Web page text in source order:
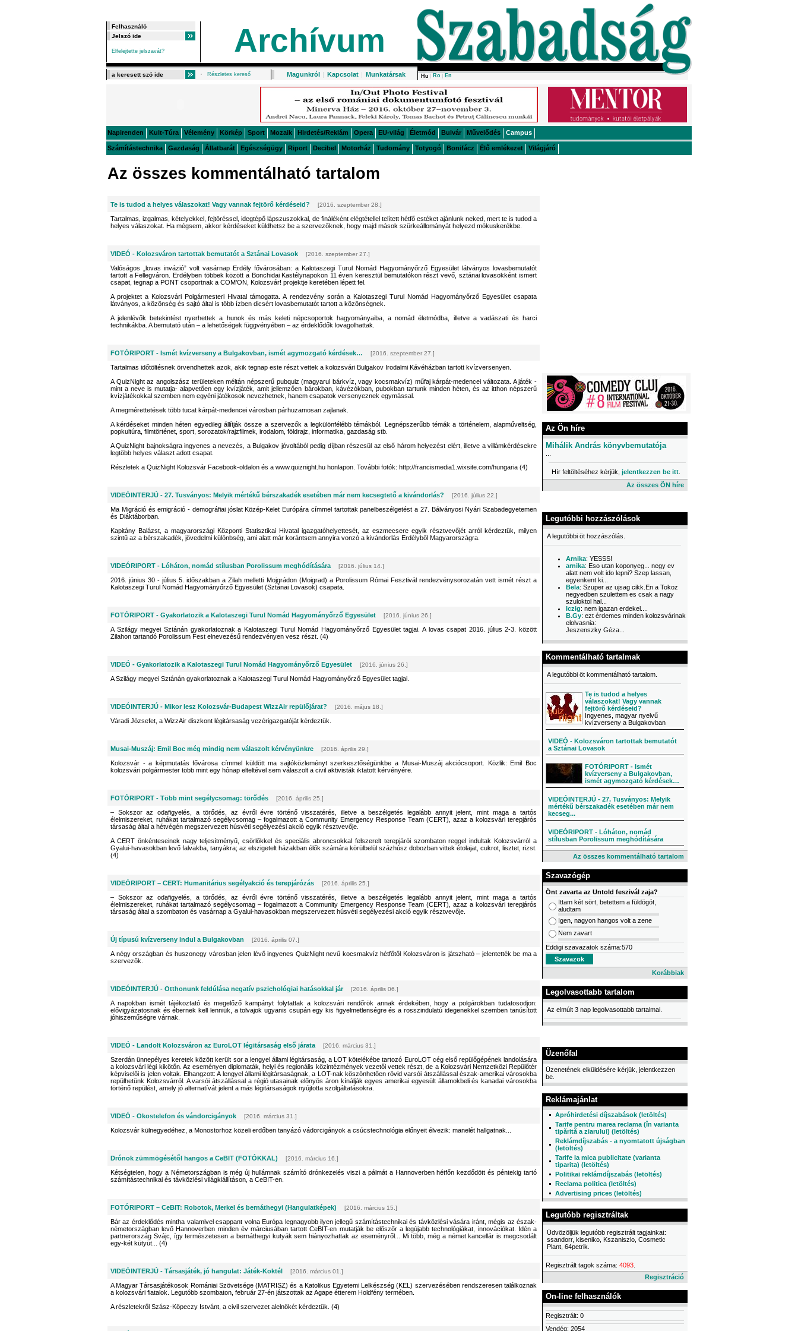
Elfelejtette jelszavát? Archívum
Részletes kereső Magunkról | Kapcsolat | Munkatársak Hu Ro En
Napirenden Kult-Túra Vélemény Körkép Sport Mozaik Hirdetés/Reklám Opera EU-világ Életmód Bulvár Művelődés Campus
Számítástechnika Gazdaság Állatbarát Egészségügy Riport Decibel Motorház Tudomány Totyogó Bonifácz Élő emlékezet Világjáró
Az összes kommentálható tartalom
Te is tudod a helyes válaszokat! Vagy vannak fejtörő kérdéseid? [2016. szeptember 28.]
Tartalmas, izgalmas, kételyekkel, fejtöréssel, idegtépő lápszuszokkal, de fináléként elégtétellel telített hétfő estéket ajánlunk neked, mert te is tudod a
helyes válaszokat. Ha mégsem, akkor kérdéseket küldhetsz be a szervezőknek, hogy majd mások szürkeállományát helyezd mókuskerékbe.
VIDEÓ - Kolozsváron tartottak bemutatót a Sztánai Lovasok [2016. szeptember 27.]
Valóságos „lovas invázió” volt vasárnap Erdély fővárosában: a Kalotaszegi Turul Nomád Hagyományőrző Egyesület látványos lovasbemutatót
tartott a Fellegváron. Erdélyben többek között a Bonchidai Kastélynapokon 11 éven keresztül bemutatókon részt vevő, sztánai lovasokként ismert
csapat, tegnap a PONT csoportnak a COM’ON, Kolozsvár! projektje keretében lépett fel.
A projektet a Kolozsvári Polgármesteri Hivatal támogatta. A rendezvény során a Kalotaszegi Turul Nomád Hagyományőrző Egyesület csapata
látványos, a közönség és sajtó által is több ízben dicsért lovasbemutatót tartott a közönségnek.
A jelenlévők betekintést nyerhettek a hunok és más keleti népcsoportok hagyományaiba, a nomád életmódba, illetve a vadászati és harci
technikákba. A bemutató után – a lehetőségek függvényében – az érdeklődők lovagolhattak.
FOTÓRIPORT - Ismét kvízverseny a Bulgakovban, ismét agymozgató kérdések… [2016. szeptember 27.]
Tartalmas időtöltésnek örvendhettek azok, akik tegnap este részt vettek a kolozsvári Bulgakov Irodalmi Kávéházban tartott kvízversenyen.
A QuizNight az angolszász területeken méltán népszerű pubquiz (magyarul bárkvíz, vagy kocsmakvíz) műfaj kárpát-medencei változata. A játék -
mint a neve is mutatja- alapvetően egy kvízjáték, amit jellemzően bárokban, kávézókban, pubokban tartunk minden héten, és az itthon népszerű
kvízjátékokkal szemben nem egyéni játékosok nevezhetnek, hanem csapatok versenyeznek egymással.
A megmérettetések több tucat kárpát-medencei városban párhuzamosan zajlanak.
A kérdéseket minden héten egyedileg állítják össze a szervezők a legkülönfélébb témákból. Legnépszerűbb témák a történelem, alapműveltség,
popkultúra, filmtörténet, sport, sorozatok/rajzfilmek, irodalom, földrajz, informatika, gazdaság stb.
A QuizNight bajnokságra ingyenes a nevezés, a Bulgakov jóvoltából pedig díjban részesül az első három helyezést elért, illetve a villámkérdésekre
legtöbb helyes választ adott csapat.
Részletek a QuizNight Kolozsvár Facebook-oldalon és a www.quiznight.hu honlapon. További fotók: http://francismedia1.wixsite.com/hungaria (4)
VIDEÓINTERJÚ - 27. Tusványos: Melyik mértékű bérszakadék esetében már nem kecsegtető a kivándorlás? [2016. július 22.]
Ma Migráció és emigráció - demográfiai jóslat Közép-Kelet Európára címmel tartottak panelbeszélgetést a 27. Bálványosi Nyári Szabadegyetemen
és Diáktáborban.
Kapitány Balázst, a magyarországi Központi Statisztikai Hivatal igazgatóhelyettesét, az eszmecsere egyik résztvevőjét arról kérdeztük, milyen
szintű az a bérszakadék, jövedelmi különbség, ami alatt már korántsem annyira vonzó a kivándorlás Erdélyből Magyarországra.
VIDEÓRIPORT - Lóháton, nomád stílusban Porolissum meghódítására [2016. július 14.]
2016. június 30 - július 5. időszakban a Zilah melletti Mojgrádon (Moigrad) a Porolissum Római Fesztivál rendezvénysorozatán vett ismét részt a
Kalotaszegi Turul Nomád Hagyományőrző Egyesület (Sztánai Lovasok) csapata.
FOTÓRIPORT - Gyakorlatozik a Kalotaszegi Turul Nomád Hagyományőrző Egyesület [2016. június 26.]
A Szilágy megyei Sztánán gyakorlatoznak a Kalotaszegi Turul Nomád Hagyományőrző Egyesület tagjai. A lovas csapat 2016. július 2-3. között
Zilahon tartandó Porolissum Fest elnevezésű rendezvényen vesz részt. (4)
VIDEÓ - Gyakorlatozik a Kalotaszegi Turul Nomád Hagyományőrző Egyesület [2016. június 26.]
A Szilágy megyei Sztánán gyakorlatoznak a Kalotaszegi Turul Nomád Hagyományőrző Egyesület tagjai.
VIDEÓINTERJÚ - Mikor lesz Kolozsvár-Budapest WizzAir repülőjárat? [2016. május 18.]
Váradi Józsefet, a WizzAir diszkont légitársaság vezérigazgatóját kérdeztük.
Musai-Muszáj: Emil Boc még mindig nem válaszolt kérvényünkre [2016. április 29.]
Kolozsvár - a képmutatás fővárosa címmel küldött ma sajtóközleményt szerkesztőségünkbe a Musai-Muszáj akciócsoport. Közlik: Emil Boc
kolozsvári polgármester több mint egy hónap elteltével sem válaszolt a civil aktivisták iktatott kérvényére.
FOTÓRIPORT - Több mint segélycsomag: törődés [2016. április 25.]
– Sokszor az odafigyelés, a törődés, az évről évre történő visszatérés, illetve a beszélgetés legalább annyit jelent, mint maga a tartós
élelmiszereket, ruhákat tartalmazó segélycsomag – fogalmazott a Community Emergency Response Team (CERT), azaz a kolozsvári terepjárós
társaság által a hétvégén megszervezett húsvéti segélyezési akció egyik résztvevője.
A CERT önkénteseinek nagy teljesítményű, csörlőkkel és speciális abroncsokkal felszerelt terepjárói szombaton reggel indultak Kolozsvárról a
Gyalui-havasokban levő falvakba, tanyákra; az elszigetelt házakban élők számára körülbelül százhúsz dobozban vittek étolajat, cukrot, lisztet, rizst.
(4)
VIDEÓRIPORT – CERT: Humanitárius segélyakció és terepjárózás [2016. április 25.]
– Sokszor az odafigyelés, a törődés, az évről évre történő visszatérés, illetve a beszélgetés legalább annyit jelent, mint maga a tartós
élelmiszereket, ruhákat tartalmazó segélycsomag – fogalmazott a Community Emergency Response Team (CERT), azaz a kolozsvári terepjárós
társaság által a szombaton és vasárnap a Gyalui-havasokban megszervezett húsvéti segélyezési akció egyik résztvevője.
Új típusú kvízverseny indul a Bulgakovban [2016. április 07.]
A négy országban és huszonegy városban jelen lévő ingyenes QuizNight nevű kocsmakvíz hétfőtől Kolozsváron is játszható – jelentették be ma a
szervezők.
VIDEÓINTERJÚ - Otthonunk feldúlása negatív pszichológiai hatásokkal jár [2016. április 06.]
A napokban ismét tájékoztató és megelőző kampányt folytattak a kolozsvári rendőrök annak érdekében, hogy a polgárokban tudatosodjon:
elővigyázatosnak és ébernek kell lenniük, a tolvajok ugyanis csupán egy kis figyelmetlenségre és a rosszindulatú idegenekkel szemben tanúsított
jóhiszeműségre várnak.
VIDEÓ - Landolt Kolozsváron az EuroLOT légitársaság első járata [2016. március 31.]
Szerdán ünnepélyes keretek között került sor a lengyel állami légitársaság, a LOT kötelékébe tartozó EuroLOT cég első repülőgépének landolására
a kolozsvári légi kikötőn. Az eseményen diplomaták, helyi és regionális közintézmények vezetői vettek részt, de a Kolozsvári Nemzetközi Repülőtér
képviselői is jelen voltak. Elhangzott: A lengyel állami légitársaságnak, a LOT-nak köszönhetően rövid varsói átszállással észak-amerikai városokba
repülhetünk Kolozsvárról. A varsói átszállással a régió utasainak előnyös áron kínálják egyes amerikai egyesült államokbeli és kanadai városokba
történő repülést, amely jó alternatívát jelent a más légitársaságok nyújtotta szolgáltatásokra.
VIDEÓ - Okostelefon és vándorcigányok [2016. március 31.]
Kolozsvár külnegyedéhez, a Monostorhoz közeli erdőben tanyázó vádorcigányok a csúcstechnológia előnyeit élvezik: manelét hallgatnak...
Drónok zümmögésétől hangos a CeBIT (FOTÓKKAL) [2016. március 16.]
Kétségtelen, hogy a Németországban is még új hullámnak számító drónkezelés viszi a pálmát a Hannoverben hétfőn kezdődött és péntekig tartó
számítástechnikai és távközlési világkiállításon, a CeBIT-en.
FOTÓRIPORT – CeBIT: Robotok, Merkel és bernáthegyi (Hangulatképek) [2016. március 15.]
Bár az érdeklődés mintha valamivel csappant volna Európa legnagyobb ilyen jellegű számítástechnikai és távközlési vására iránt, mégis az észak-
németországban levő Hannoverben minden év márciusában tartott CeBIT-en mutatják be előszőr a legújabb technológiákat, innovációkat. Idén a
partnerország Svájc, így természetesen a bernáthegyi kutyák sem hiányozhattak az eseményről... Mi több, még a német kancellár is megcsodált
egy-két kütyüt... (4)
VIDEÓINTERJÚ - Társasjáték, jó hangulat: Játék-Koktél [2016. március 01.]
A Magyar Társasjátékosok Romániai Szövetsége (MATRISZ) és a Katolikus Egyetemi Lelkészség (KEL) szervezésében rendszeresen találkoznak
a kolozsvári fiatalok. Legutóbb szombaton, február 27-én játszottak az Agape étterem Holdfény termében.
A részletekről Szász-Köpeczy Istvánt, a civil szervezet alelnökét kérdeztük. (4)
Az Ön híre
Mihálik András könyvbemutatója
Hír feltöltéséhez kérjük, jelentkezzen be itt
Az összes ÖN híre
Legutóbbi hozzászólások
A legutóbbi öt hozzászólás.
Arnika: YESSS!
arnika: Eso utan koponyeg... negy ev
alatt nem volt ido lepni? Szep lassan,
egyenkent ki...
Bela: Szuper az ujsag cikk.En a Tokoz
negyedben szulettem es csak a nagy
szuloktol hal...
Iczig: nem igazan erdekel....
B.Gy: ezt érdemes minden kolozsvárinak
elolvasnia:
Jeszenszky Géza...
Kommentálható tartalmak
A legutóbbi öt kommentálható tartalom.
Te is tudod a helyes
válaszokat! Vagy vannak
fejtörő kérdéseid?
Ingyenes, magyar nyelvű
kvízverseny a Bulgakovban
VIDEÓ - Kolozsváron tartottak bemutatót
a Sztánai Lovasok
FOTÓRIPORT - Ismét
kvízverseny a Bulgakovban,
ismét agymozgató kérdések…
VIDEÓINTERJÚ - 27. Tusványos: Melyik
mértékű bérszakadék esetében már nem
kecseg...
VIDEÓRIPORT - Lóháton, nomád
stílusban Porolissum meghódítására
Az összes kommentálható tartalom
Szavazógép
Önt zavarta az Untold feszivál zaja?
Ittam két sört, betettem a füldögót,
aludtam
Igen, nagyon hangos volt a zene
Nem zavart
Eddigi szavazatok száma:570
Korábbiak
Legolvasottabb tartalom
Az elmúlt 3 nap legolvasottabb tartalmai.
Üzenőfal
Üzenetének elküldésére kérjük, jelentkezzen
be.
Reklámajánlat
Apróhirdetési díjszabások (letöltés)
Tarife pentru marea reclama (în varianta
tipărită a ziarului) (letöltés)
Reklámdíjszabás - a nyomtatott újságban
(letöltés)
Tarife la mica publicitate (varianta
tiparita) (letöltés)
Politikai reklámdíjszabás (letöltés)
Reclama politica (letöltés)
Advertising prices (letöltés)
Legutóbb regisztráltak
Üdvözöljük legutóbb regisztrált tagjainkat:
ssandorr, kiseniko, Kszaniszlo, Cosmetic
Plant, 64petrik.
Regisztrált tagok száma: 4093
Regisztráció
On-line felhasználók
Regisztrált: 0
Vendég: 2054